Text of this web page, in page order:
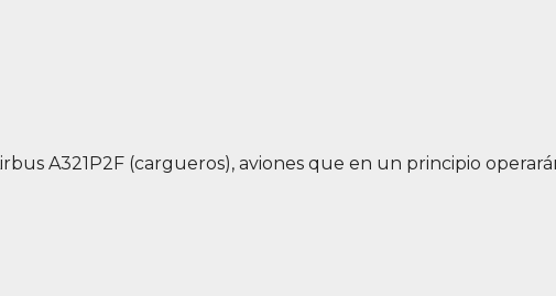
A321P2F (cargueros), aviones que en un principio